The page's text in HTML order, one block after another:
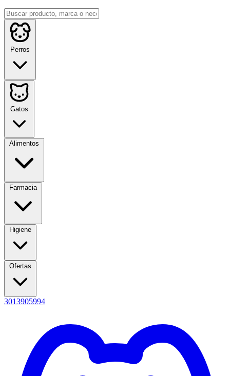
Perros
Gatos
Alimentos
Farmacia
Higiene
Ofertas
3013905994